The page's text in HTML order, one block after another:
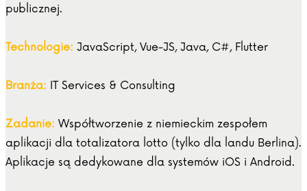
publicznej.
Technologie: JavaScript, Vue-JS, Java, C#, Flutter
Branża: IT Services & Consulting
Zadanie: Współtworzenie z niemieckim zespołem
aplikacji dla totalizatora lotto (tylko dla landu Berlina).
Aplikacje są dedykowane dla systemów iOS i Android.